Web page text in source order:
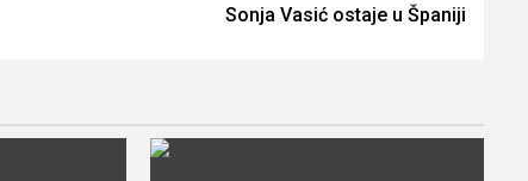
Sonja Vasić ostaje u Španiji